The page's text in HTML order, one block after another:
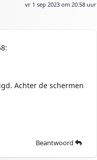
vr 1 sep 2023 om 20:58 uur
Achter de schermen
Beantwoord